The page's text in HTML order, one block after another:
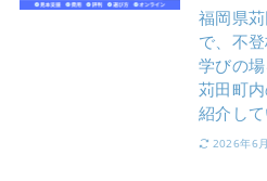
福岡県
で、不
学びの
苅田町
紹介して
2026年6